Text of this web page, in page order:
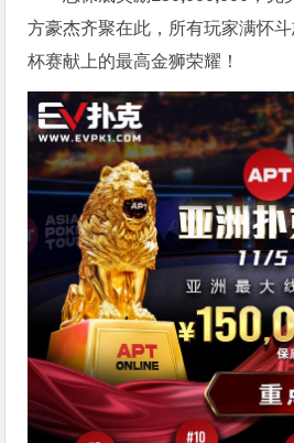
方豪杰齐聚在此，所有玩家满怀
杯赛献上的最高金狮荣耀！